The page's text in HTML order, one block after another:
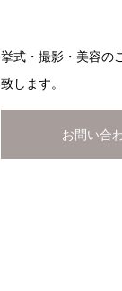
挙式・撮影・美容の
致します。
お問い合